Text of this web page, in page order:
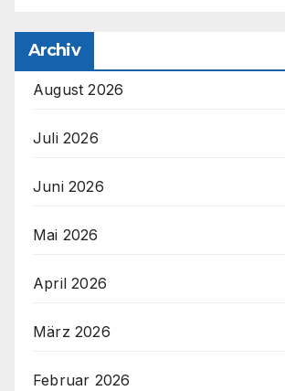
Archiv
August 2026
Juli 2026
Juni 2026
Mai 2026
April 2026
März 2026
Februar 2026